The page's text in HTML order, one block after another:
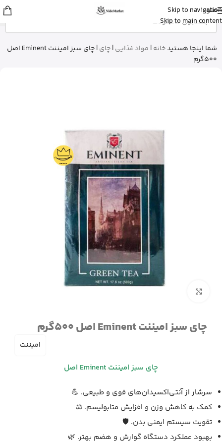
Skip to navigation
Skip to main content
منو
شما اینجا هستیدخانه| مواد غذایی|چای|
چای سبز امیننت Eminent اصل
500گرم
چای سبز امیننت Eminent اصل 500گرم
امیننت
چای سبز امیننت Eminent اصل
سرشار از آنتی‌اکسیدان‌های قوی و طبیعی. 💪
کمک به کاهش وزن و افزایش متابولیسم. ⚖️
تقویت سیستم ایمنی بدن. 🛡️
بهبود عملکرد دستگاه گوارش و هضم بهتر. 🌿
عسلاز تهران
استیک ضد آفتاب نامرئی ایزدین رو خرید
13 دقیقه پیش